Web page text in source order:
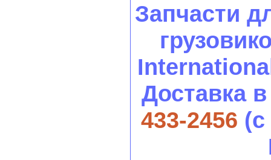
Запчасти
Доставка
433-2456